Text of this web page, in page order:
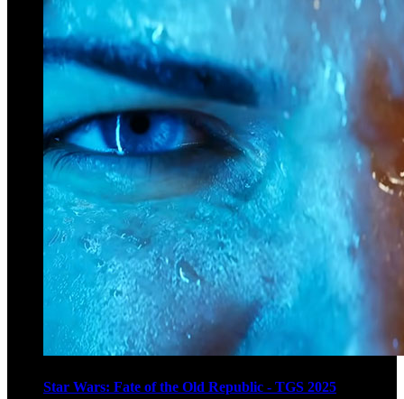
Star Wars: Fate of the Old Republic - TGS 2025